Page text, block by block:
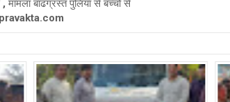
मामला बाढग्रस्त पुलिया से बच्चों से